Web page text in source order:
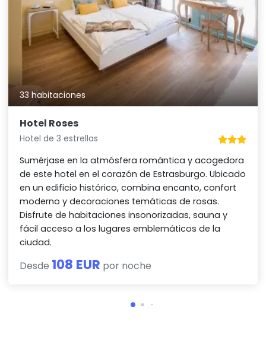
33 habitaciones
Hotel Roses
Hotel de 3 estrellas
Sumérjase en la atmósfera romántica y acogedora
de este hotel en el corazón de Estrasburgo. Ubicado
en un edificio histórico, combina encanto, confort
moderno y decoraciones temáticas de rosas.
Disfrute de habitaciones insonorizadas, sauna y
fácil acceso a los lugares emblemáticos de la
ciudad.
Desde 108 EUR por noche